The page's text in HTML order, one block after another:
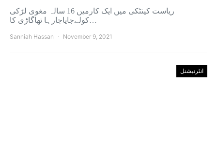
ریاست کینٹکی میں ایک کارمیں 16 سالہ مغوی لڑکی
کولےجایاجارہا تھاگاڑی کا…
Sanniah Hassan November 9, 2021
انٹرنیشنل